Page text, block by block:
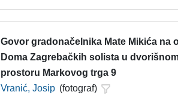
Govor gradonačelnika Mate Mikića na
Doma Zagrebačkih solista u
prostoru Markovog trga 9
Vranić, Josip (fotograf)